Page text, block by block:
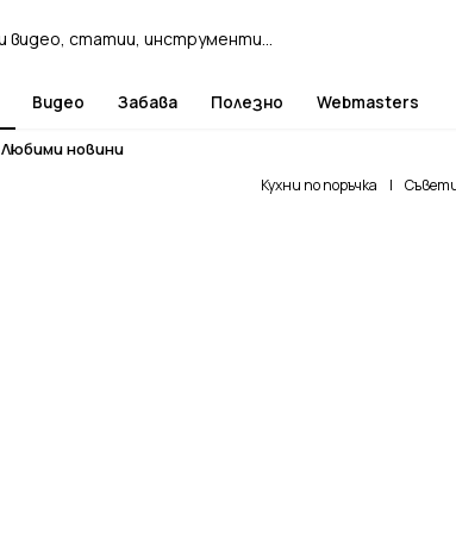
Видео Забава Полезно Webmasters
Любими новини
Кухни по поръчка |